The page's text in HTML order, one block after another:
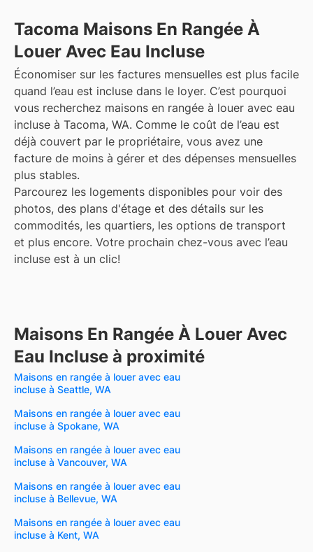
Tacoma Maisons En Rangée À
Louer Avec Eau Incluse
Économiser sur les factures mensuelles est plus facile
quand l’eau est incluse dans le loyer. C’est pourquoi
vous recherchez maisons en rangée à louer avec eau
incluse à Tacoma, WA. Comme le coût de l’eau est
déjà couvert par le propriétaire, vous avez une
facture de moins à gérer et des dépenses mensuelles
plus stables.
Parcourez les logements disponibles pour voir des
photos, des plans d'étage et des détails sur les
commodités, les quartiers, les options de transport
et plus encore. Votre prochain chez-vous avec l’eau
incluse est à un clic!
Maisons En Rangée À Louer Avec
Eau Incluse à proximité
Maisons en rangée à louer avec eau
incluse à Seattle, WA
Maisons en rangée à louer avec eau
incluse à Spokane, WA
Maisons en rangée à louer avec eau
incluse à Vancouver, WA
Maisons en rangée à louer avec eau
incluse à Bellevue, WA
Maisons en rangée à louer avec eau
incluse à Kent, WA